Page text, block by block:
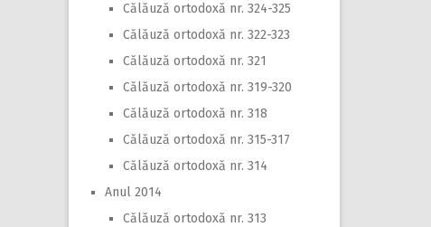
Călăuză ortodoxă nr. 324-325
Călăuză ortodoxă nr. 322-323
Călăuză ortodoxă nr. 321
Călăuză ortodoxă nr. 319-320
Călăuză ortodoxă nr. 318
Călăuză ortodoxă nr. 315-317
Călăuză ortodoxă nr. 314
Anul 2014
Călăuză ortodoxă nr. 313